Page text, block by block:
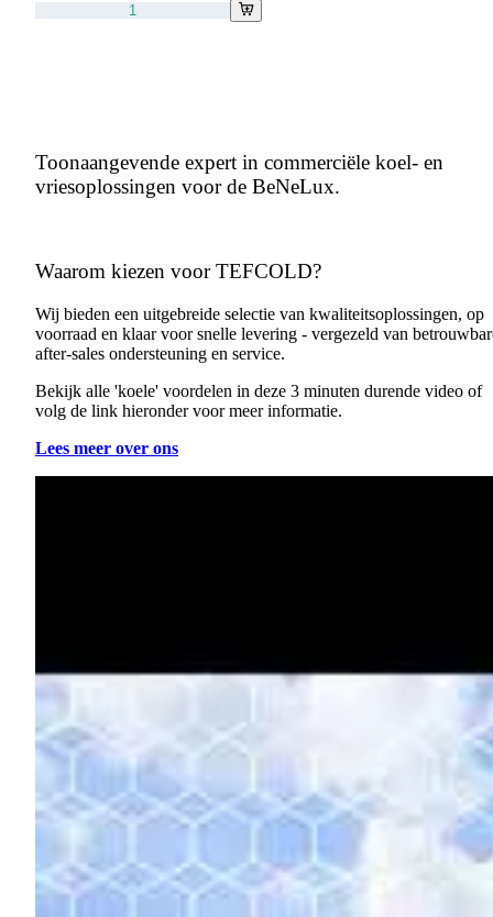
Toonaangevende expert in commerciële koel- en
vriesoplossingen voor de BeNeLux.
Waarom kiezen voor TEFCOLD?
Wij bieden een uitgebreide selectie van kwaliteitsoplossingen, op
voorraad en klaar voor snelle levering - vergezeld van
after-sales ondersteuning en service.
Bekijk alle 'koele' voordelen in deze 3 minuten durende video of
volg de link hieronder voor meer informatie.
Lees meer over ons